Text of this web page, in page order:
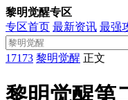
黎明觉醒专区
专区首页 最新资讯 最强
17173 黎明觉醒 正文